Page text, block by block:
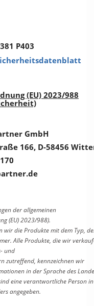
P403
(EU) 2023/988
GmbH
166, D-58456
der allgemeinen
(EU) 2023/988).
wir die Produkte mit dem Typ,
Alle Produkte, die wir
und
zutreffend, kennzeichnen wir
in der Sprache des
eine verantwortliche Person in
angegeben.